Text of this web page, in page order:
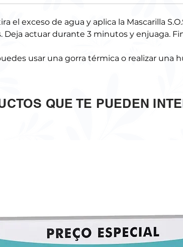
el exceso de agua y aplica la Mascarilla
Deja actuar durante 3 minutos y enjuaga.
usar una gorra térmica o realizar una
QUE TE PUEDEN